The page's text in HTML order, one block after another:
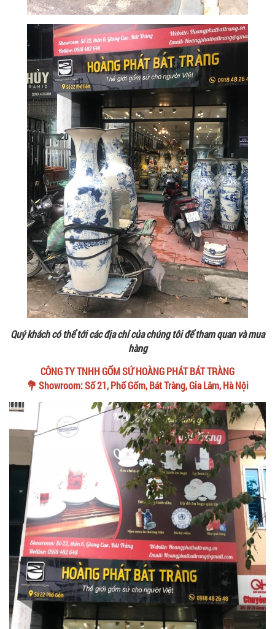
Quý khách có thể tới các địa chỉ của chúng tôi để tham quan và mua
hàng
CÔNG TY TNHH GỐM SỨ HOÀNG PHÁT BÁT TRÀNG
💐 Showroom: Số 21, Phố Gốm, Bát Tràng, Gia Lâm, Hà Nội